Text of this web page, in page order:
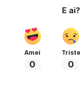
E
Amei
0
Triste
0